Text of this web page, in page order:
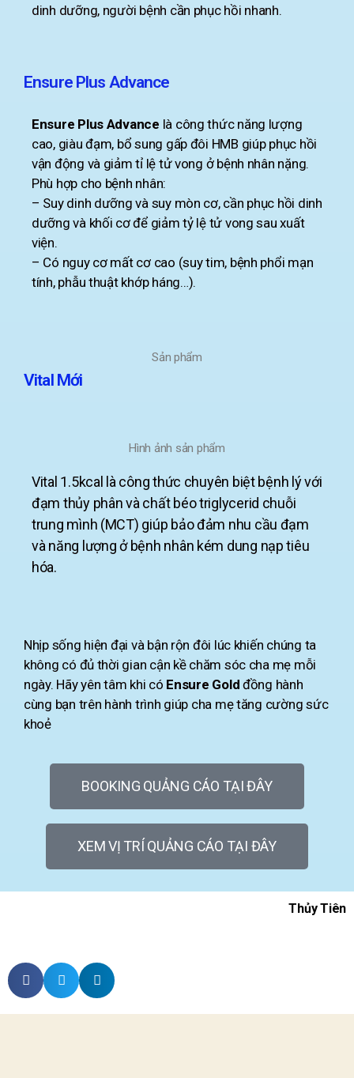
dinh dưỡng, người bệnh cần phục hồi nhanh.
Ensure Plus Advance
Ensure Plus Advance là công thức năng lượng
cao, giàu đạm, bổ sung gấp đôi HMB giúp phục hồi
vận động và giảm tỉ lệ tử vong ở bệnh nhân nặng.
Phù hợp cho bệnh nhân:
– Suy dinh dưỡng và suy mòn cơ, cần phục hồi dinh
dưỡng và khối cơ để giảm tỷ lệ tử vong sau xuất
viện.
– Có nguy cơ mất cơ cao (suy tim, bệnh phổi mạn
tính, phẫu thuật khớp háng…).
Sản phẩm
Vital Mới
Hình ảnh sản phẩm
Vital 1.5kcal là công thức chuyên biệt bệnh lý với
đạm thủy phân và chất béo triglycerid chuỗi
trung mình (MCT) giúp bảo đảm nhu cầu đạm
và năng lượng ở bệnh nhân kém dung nạp tiêu
hóa.
Nhịp sống hiện đại và bận rộn đôi lúc khiến chúng ta
không có đủ thời gian cận kề chăm sóc cha mẹ mỗi
ngày. Hãy yên tâm khi có Ensure Gold đồng hành
cùng bạn trên hành trình giúp cha mẹ tăng cường sức
khoẻ
BOOKING QUẢNG CÁO TẠI ĐÂY
XEM VỊ TRÍ QUẢNG CÁO TẠI ĐÂY
Thủy Tiên